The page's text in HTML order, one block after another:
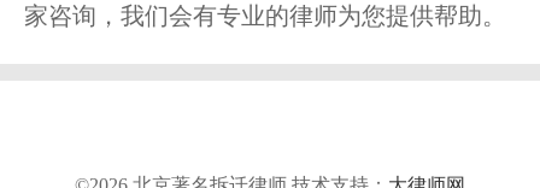
家咨询，我们会有专业的律师为您提供帮助。